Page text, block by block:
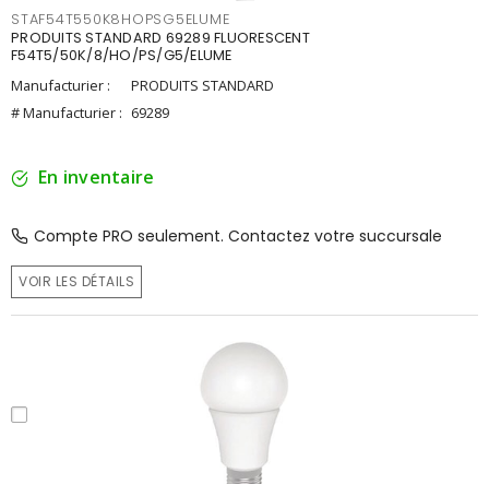
STAF54T550K8HOPSG5ELUME
PRODUITS STANDARD 69289 FLUORESCENT
F54T5/50K/8/HO/PS/G5/ELUME
Manufacturier :
PRODUITS STANDARD
# Manufacturier : 69289
En inventaire
Compte PRO seulement. Contactez votre succursale
VOIR LES DÉTAILS